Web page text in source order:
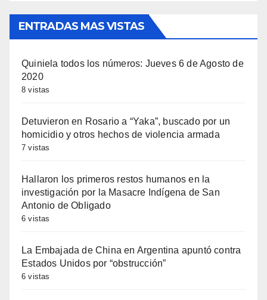
ENTRADAS MAS VISTAS
Quiniela todos los números: Jueves 6 de Agosto de
2020
8 vistas
Detuvieron en Rosario a “Yaka”, buscado por un
homicidio y otros hechos de violencia armada
7 vistas
Hallaron los primeros restos humanos en la
investigación por la Masacre Indígena de San
Antonio de Obligado
6 vistas
La Embajada de China en Argentina apuntó contra
Estados Unidos por “obstrucción”
6 vistas